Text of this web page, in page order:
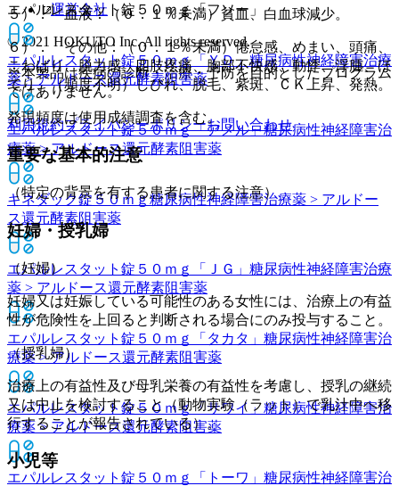
エパルレスタット錠５０ｍｇ「フソー」
エパルレスタット錠５０ｍｇ「ＹＤ」糖尿病性神経障害治療
薬 > アルドース還元酵素阻害薬
エパルレスタット錠５０ｍｇ「アメル」糖尿病性神経障害治
療薬 > アルドース還元酵素阻害薬
キネダック錠５０ｍｇ糖尿病性神経障害治療薬 > アルドー
ス還元酵素阻害薬
エパルレスタット錠５０ｍｇ「ＪＧ」 糖尿病性神経障害治療
薬 > アルドース還元酵素阻害薬
エパルレスタット錠５０ｍｇ「タカタ」 糖尿病性神経障害治
療薬 > アルドース還元酵素阻害薬
エパルレスタット錠５０ｍｇ「サワイ」糖尿病性神経障害治
療薬 > アルドース還元酵素阻害薬
エパルレスタット錠５０ｍｇ「トーワ」 糖尿病性神経障害治
５）． 血液：（０．１％未満）貧血、白血球減少。
６）． その他：（０．１％未満）倦怠感、めまい、頭痛、
こわばり、脱力感、四肢疼痛、胸部不快感、動悸、浮腫、ほ
てり、（頻度不明）しびれ、脱毛、紫斑、ＣＫ上昇、発熱。
発現頻度は使用成績調査を含む。
重要な基本的注意
（特定の背景を有する患者に関する注意）
妊婦・授乳婦
（妊婦）
妊婦又は妊娠している可能性のある女性には、治療上の有益
性が危険性を上回ると判断される場合にのみ投与すること。
（授乳婦）
治療上の有益性及び母乳栄養の有益性を考慮し、授乳の継続
又は中止を検討すること（動物実験（ラット）で乳汁中へ移
行することが報告されている）。
小児等
運営会社
© 2021 HOKUTO Inc. All rights reserved.
※本製品は疾病の診断・治療・予防を目的としたプログラム
ではありません。
利用規約プライバシーポリシーお問い合わせ